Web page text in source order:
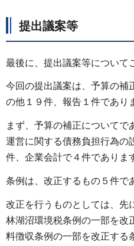
提出議案等
最後に、提出議案等について
今回の提出議案は、予算の補
の他１９件、報告１件であり
まず、予算の補正についてで
運営に関する債務負担行為の
件、企業会計で４件でありま
条例は、改正するもの５件で
改正を行うものとしては、先
林湖沼環境税条例の一部を改
料徴収条例の一部を改正する